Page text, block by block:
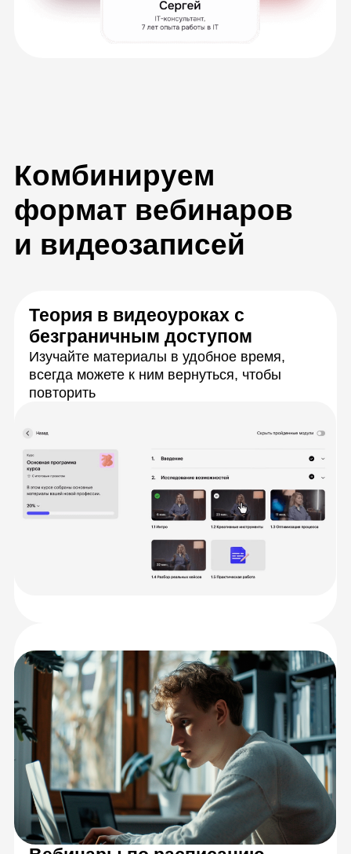
Вебинары по расписанию
Разберёте сложные задачи с экспертами в
прямом эфире, зададите вопросы и сразу
получите ответы
Практика для тренировки
Будете выполнять задачи из работы
специалистов. Получите наглядный пример
и отточите те навыки, которые пригодятся в
работе